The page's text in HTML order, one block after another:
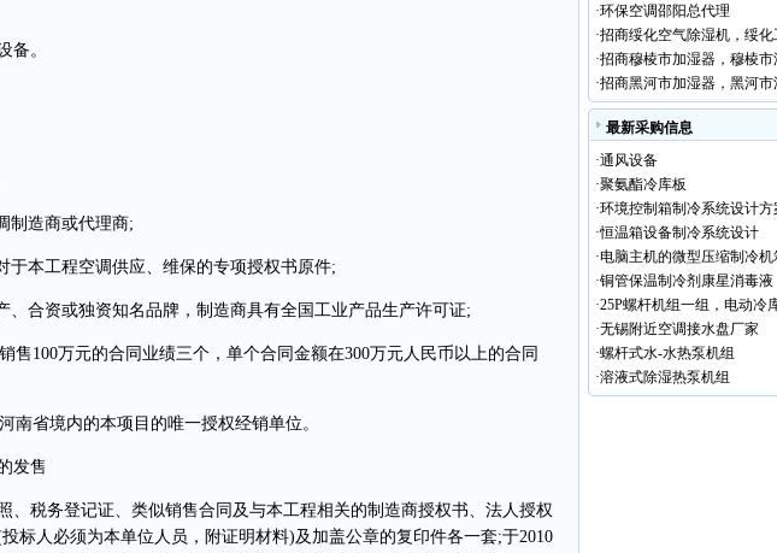
。
造商或代理商;
本工程空调供应、维保的专项授权书原件;
合资或独资知名品牌，制造商具有全国工业产品生产许可证;
100万元的合同业绩三个，单个合同金额在300万元人民币以上的合同
省境内的本项目的唯一授权经销单位。
发售
税务登记证、类似销售合同及与本工程相关的制造商授权书、法人授权
标人必须为本单位人员，附证明材料)及加盖公章的复印件各一套;于2010
商！
·环保空调邵阳总代理
·招商绥化空气除湿机，绥
·招商穆棱市加湿器，穆棱
理！
·招商黑河市加湿器，黑河
理
最新采购信息
·通风设备
·聚氨酯冷库板
·环境控制箱制冷系统设计方
·恒温箱设备制冷系统设计
·电脑主机的微型压缩制冷机
·铜管保温制冷剂康星消毒液
·25P螺杆机组一组，电动冷
扇。
·无锡附近空调接水盘厂家
·螺杆式水-水热泵机组
·溶液式除湿热泵机组